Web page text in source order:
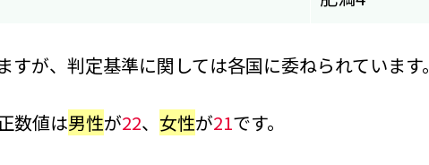
すが、判定基準に関しては各国に委ねられています。
数値は男性が22、 女性が21です。